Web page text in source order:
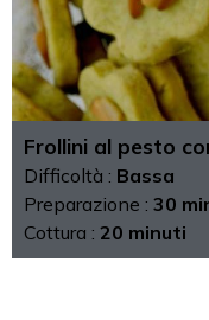
Frollini al pesto
Difficoltà : Bassa
Preparazione : 30
Cottura : 20 minuti